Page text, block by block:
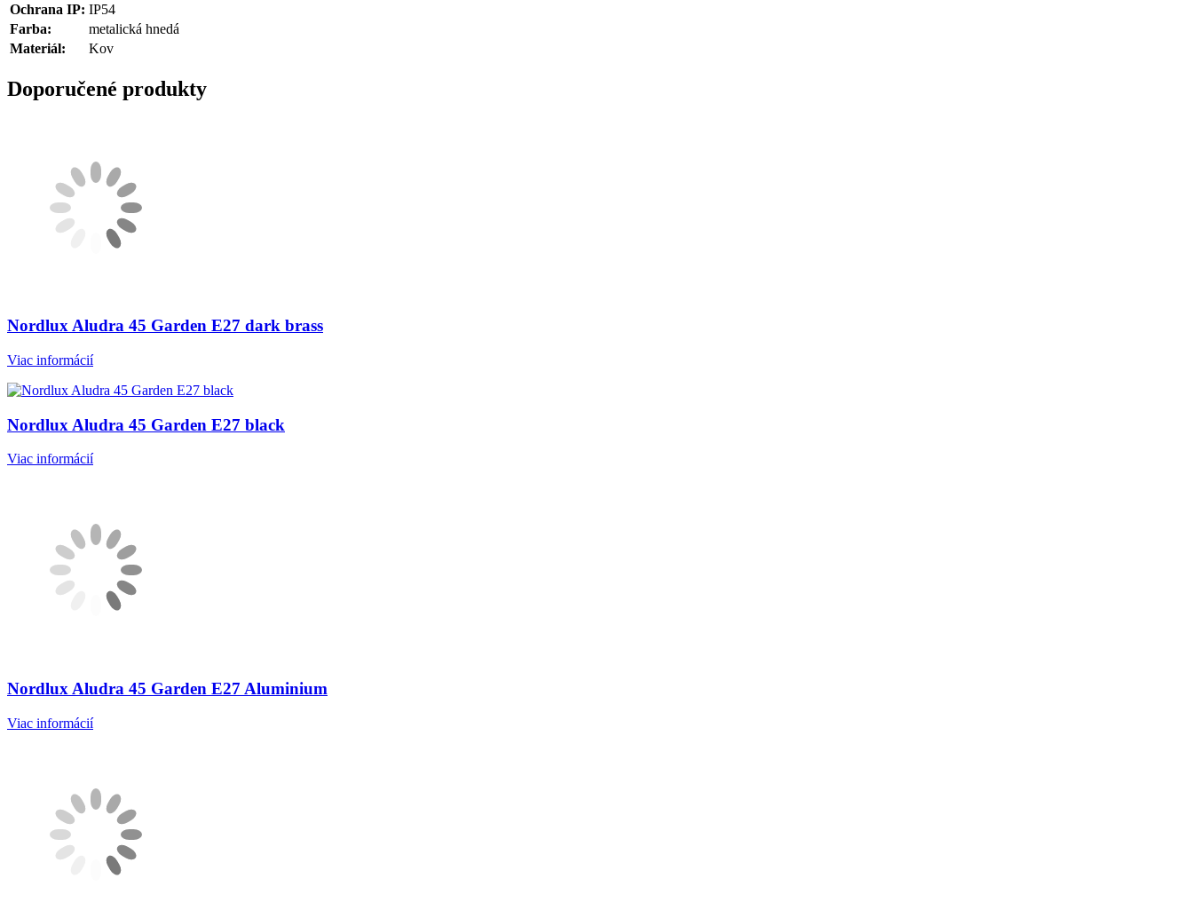
Ochrana IP: IP54
Farba:
metalická hnedá
Materiál:
Kov
Doporučené produkty
Nordlux Aludra 45 Garden E27 dark brass
Viac informácií
Nordlux Aludra 45 Garden E27 black
Viac informácií
Nordlux Aludra 45 Garden E27 Aluminium
Viac informácií